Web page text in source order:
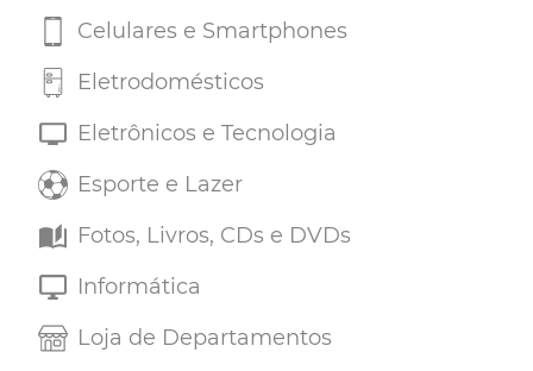
Celulares e Smartphones
Eletrodomésticos
Eletrônicos e Tecnologia
Esporte e Lazer
Fotos, Livros, CDs e DVDs
Informática
Loja de Departamentos